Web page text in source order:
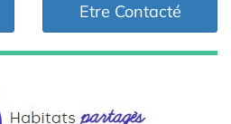
Etre Contacté